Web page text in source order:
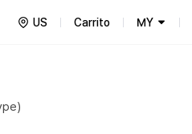
US Carrito MY